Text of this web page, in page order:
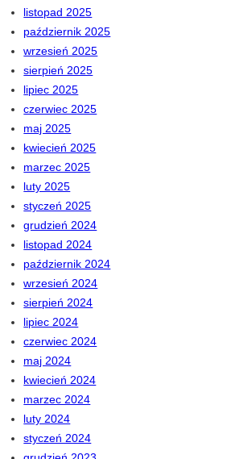
listopad 2025
październik 2025
wrzesień 2025
sierpień 2025
lipiec 2025
czerwiec 2025
maj 2025
kwiecień 2025
marzec 2025
luty 2025
styczeń 2025
grudzień 2024
listopad 2024
październik 2024
wrzesień 2024
sierpień 2024
lipiec 2024
czerwiec 2024
maj 2024
kwiecień 2024
marzec 2024
luty 2024
styczeń 2024